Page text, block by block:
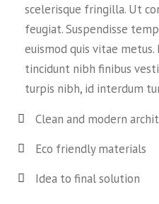
scelerisque fringilla. Ut
feugiat. Suspendisse
euismod quis vitae
tincidunt nibh finibus
turpis nibh, id interdum
Clean and modern
Eco friendly materials
Idea to final solution